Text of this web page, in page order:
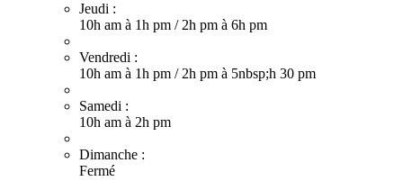
Jeudi :
10h am à 1h pm / 2h pm à 6h pm
Vendredi :
10h am à 1h pm / 2h pm à 5nbsp;h 30 pm
Samedi :
10h am à 2h pm
Dimanche :
Fermé